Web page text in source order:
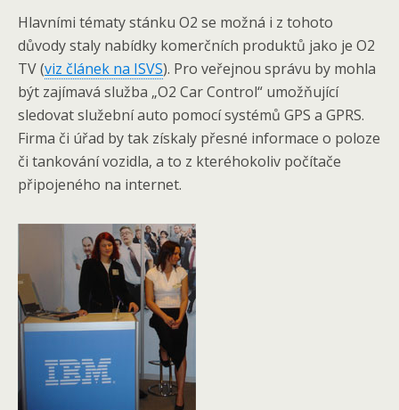
Hlavními tématy stánku O2 se možná i z tohoto
důvody staly nabídky komerčních produktů jako je O2
TV (viz článek na ISVS). Pro veřejnou správu by mohla
být zajímavá služba „O2 Car Control“ umožňující
sledovat služební auto pomocí systémů GPS a GPRS.
Firma či úřad by tak získaly přesné informace o poloze
či tankování vozidla, a to z kteréhokoliv počítače
připojeného na internet.